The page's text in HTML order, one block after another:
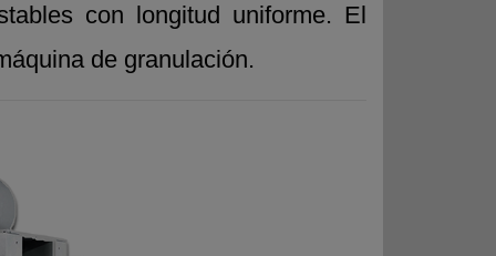
con longitud uniforme. El
de granulación.